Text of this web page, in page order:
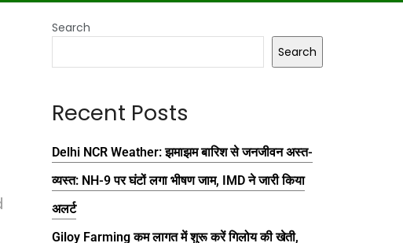
Search
Search
Recent Posts
Delhi NCR Weather: झमाझम बारिश से जनजीवन अस्त-
व्यस्त: NH-9 पर घंटों लगा भीषण जाम, IMD ने जारी किया
अलर्ट
Giloy Farming कम लागत में शुरू करें गिलोय की खेती,